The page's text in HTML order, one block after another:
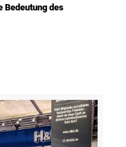
Bedeutung des